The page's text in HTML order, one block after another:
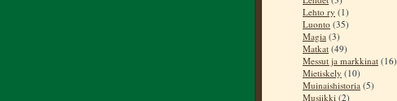
Lehto ry (1)
Luonto (35)
Magia (3)
Matkat (49)
Messut ja markkinat (16)
Mietiskely (10)
Muinaishistoria (5)
Musiikki (2)